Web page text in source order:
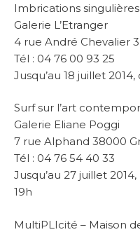
Imbrications singulières
Galerie L’Etranger
4 rue André Chevalier
Tél : 04 76 00 93 25
Jusqu’au 18 juillet
Surf sur l’art
Galerie Eliane Poggi
7 rue Alphand 38000
Tél : 04 76 54 40 33
Jusqu’au 27 juillet
19h
MultiPLIcité – Maison